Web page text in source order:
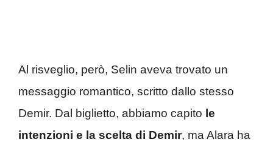
Al risveglio, però, Selin aveva trovato un
messaggio romantico, scritto dallo stesso
Demir. Dal biglietto, abbiamo capito le
intenzioni e la scelta di Demir, ma Alara ha